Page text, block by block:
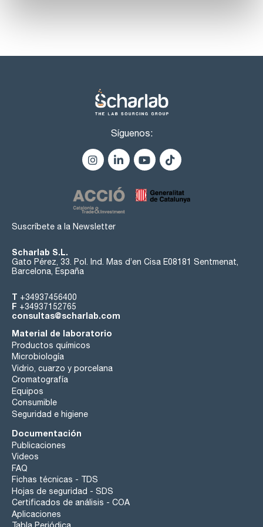
Síguenos:
Suscríbete a la Newsletter
Scharlab S.L.
Gato Pérez, 33. Pol. Ind. Mas d’en Cisa E08181 Sentmenat,
Barcelona, España
T +34937456400
F +34937152765
consultas@scharlab.com
Material de laboratorio
Productos químicos
Microbiología
Vidrio, cuarzo y porcelana
Cromatografía
Equipos
Consumible
Seguridad e higiene
Documentación
Publicaciones
Videos
FAQ
Fichas técnicas - TDS
Hojas de seguridad - SDS
Certificados de análisis - COA
Aplicaciones